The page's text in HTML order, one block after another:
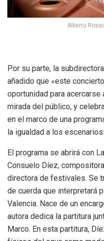
Alberto
Por su parte, la
añadido que «este
oportunidad para
mirada del público, y
en el marco de una
la igualdad a los
El programa se abrirá con
Consuelo Díez,
directora de festivales. Se
de cuerda que interpretará
Valencia. Nace de un
autora dedica la partitura
Marco. En esta partitura,